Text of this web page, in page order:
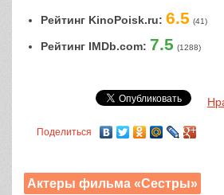
Рейтинг KinoPoisk.ru: 6.5 (41)
Рейтинг IMDb.com: 7.5 (1288)
Поделиться
Актеры фильма «Сестры»